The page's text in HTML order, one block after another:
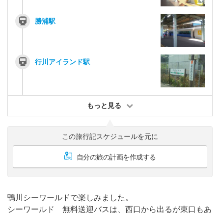
勝浦駅
行川アイランド駅
もっと見る
この旅行記スケジュールを元に
自分の旅の計画を作成する
鴨川シーワールドで楽しみました。
シーワールド 無料送迎バスは、西口から出るが東口もあ